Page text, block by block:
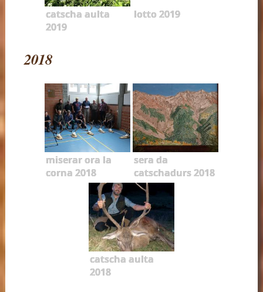
catscha aulta
2019
lotto 2019
2018
miserar ora la
corna 2018
sera da
catschadurs 2018
catscha aulta
2018